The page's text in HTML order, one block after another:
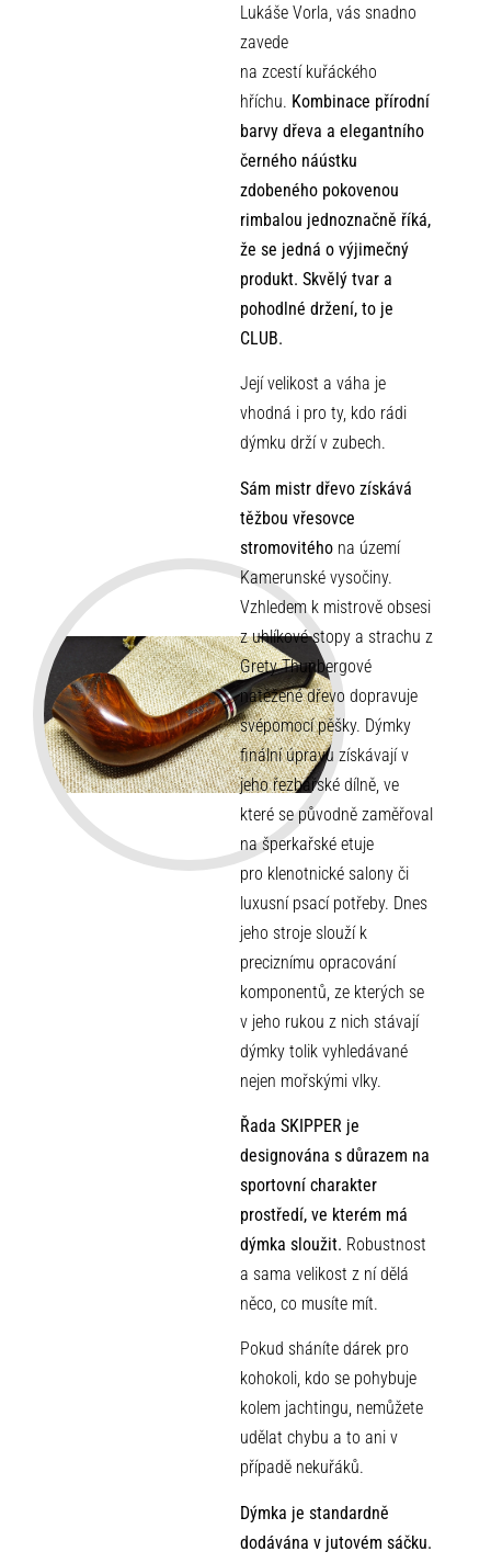
Lukáše Vorla, vás snadno
zavede
na zcestí kuřáckého
hříchu. Kombinace přírodní
barvy dřeva a elegantního
černého náústku
zdobeného pokovenou
rimbalou jednoznačně říká,
že se jednáo výjimečný
produkt. Skvělý tvar a
pohodlné držení, to je
CLUB.
Její velikost a váha je
vhodná i pro ty, kdo rádi
dýmku drží v zubech.
Sám mistr dřevozískává
těžbou vřesovce
stromovitého na území
Kamerunské vysočiny.
Vzhledem k mistrově obsesi
z uhlíkové stopy a strachu z
Grety Thunbergové
natěžené dřevo dopravuje
svépomocí pěšky. Dýmky
finální úpravu získávají v
jeho řezbářské dílně, ve
které se původně zaměřoval
na šperkařské etuje
pro klenotnické salony či
luxusní psací potřeby. Dnes
jeho stroje slouží k
preciznímu opracování
komponentů, ze kterých se
v jeho rukou z nich stávají
dýmky tolik vyhledávané
nejen mořskými vlky.
Řada SKIPPER je
designována s důrazem na
sportovnícharakter
prostředí, ve kterém má
dýmka sloužit. Robustnost
a sama velikost z ní dělá
něco, co musíte mít.
Pokud sháníte dárek pro
kohokoli, kdo se pohybuje
kolem jachtingu, nemůžete
udělat chybu a to ani v
případě nekuřáků.
Dýmka je standardně
dodávána v jutovém sáčku.